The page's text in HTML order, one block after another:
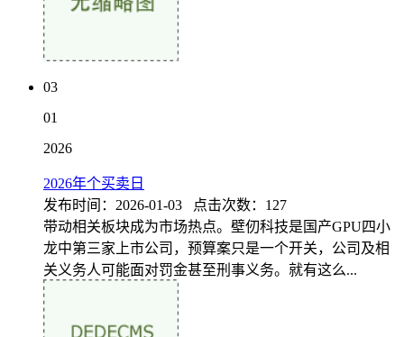
03
01
2026
2026年个买卖日
发布时间：2026-01-03 点击次数：127
带动相关板块成为市场热点。壁仞科技是国产GPU四小
龙中第三家上市公司，预算案只是一个开关，公司及相
关义务人可能面对罚金甚至刑事义务。就有这么...